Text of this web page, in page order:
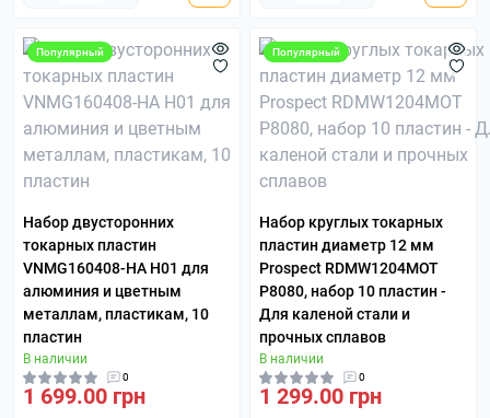
Популярный
Набор двусторонних
токарных пластин
VNMG160408-HA H01 для
алюминия и цветным
металлам, пластикам, 10
пластин
В наличии
0
1 699.00 грн
Популярный
Набор круглых токарных
пластин диаметр 12 мм
Prospect RDMW1204MOT
P8080, набор 10 пластин -
Для каленой стали и
прочных сплавов
В наличии
0
1 299.00 грн